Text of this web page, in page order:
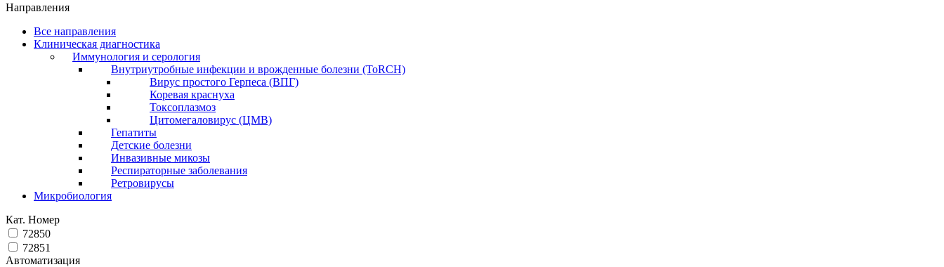
Направления
Все направления
Клиническая диагностика
Иммунология и серология
Внутриутробные инфекции и врожденные болезни (ToRCH)
Вирус простого Герпеса (ВПГ)
Коревая краснуха
Токсоплазмоз
Цитомегаловирус (ЦМВ)
Гепатиты
Детские болезни
Инвазивные микозы
Респираторные заболевания
Ретровирусы
Микробиология
Кат. Номер
72850
72851
Автоматизация